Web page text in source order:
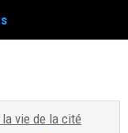
vie de la cité